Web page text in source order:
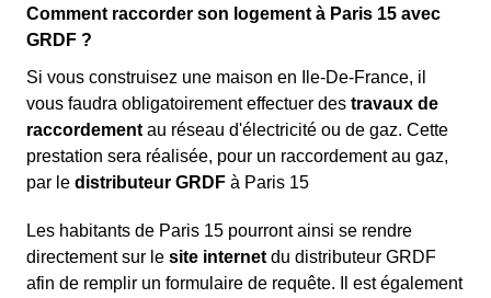
Comment raccorder son logement à Paris 15 avec
GRDF ?
Si vous construisez une maison en Ile-De-France, il
vous faudra obligatoirement effectuer des travaux de
raccordement au réseau d'électricité ou de gaz. Cette
prestation sera réalisée, pour un raccordement au gaz,
par le distributeur GRDF à Paris 15
Les habitants de Paris 15 pourront ainsi se rendre
directement sur le site internet du distributeur GRDF
afin de remplir un formulaire de requête. Il est également